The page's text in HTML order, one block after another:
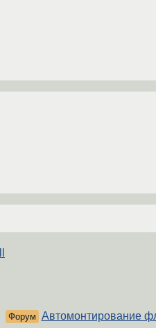
Форум Автомонтирование